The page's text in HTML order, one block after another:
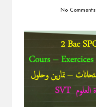
No Comments